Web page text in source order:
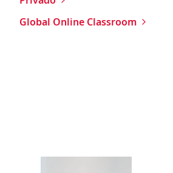
Global Online Classroom